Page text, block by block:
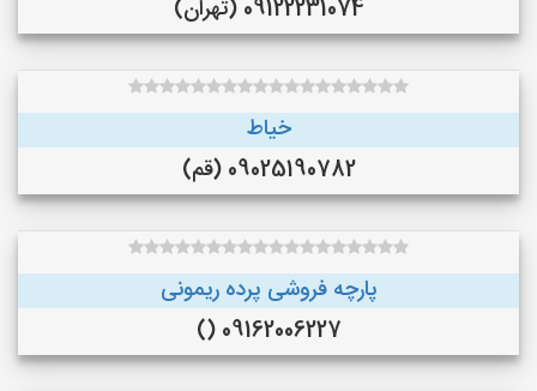
09122231074 (تهران)
خیاط
09025190782 (قم)
پارچه فروشی پرده ریمونی
09162006227 ()